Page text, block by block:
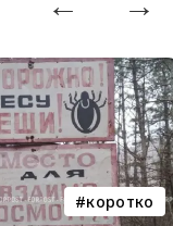
коротко